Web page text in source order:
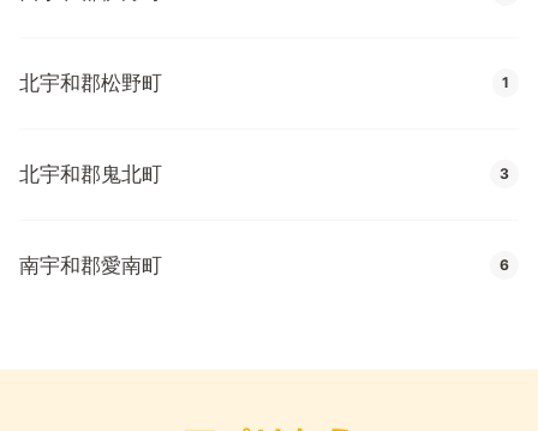
北宇和郡松野町 1
北宇和郡鬼北町 3
南宇和郡愛南町 6